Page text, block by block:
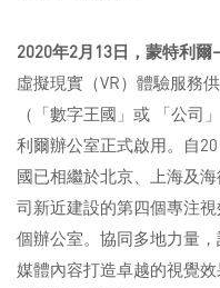
2020年2月 13日，蒙特利爾
虛擬現實（VR）體驗服務
（「數字王國」或 「公司
利爾辦公室正式啟用。自
國已相繼於北京、上海及
司新近建設的第四個專注
個辦公室。協同多地力量
媒體內容打造卓越的視覺